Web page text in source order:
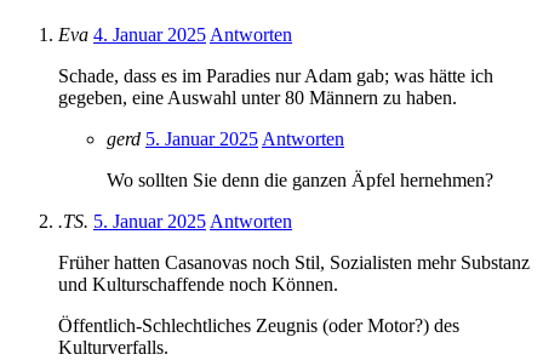
Eva 4. Januar 2025 Antworten
Schade, dass es im Paradies nur Adam gab; was hätte ich
gegeben, eine Auswahl unter 80 Männern zu haben.
gerd 5. Januar 2025 Antworten
Wo sollten Sie denn die ganzen Äpfel hernehmen?
.TS. 5. Januar 2025 Antworten
Früher hatten Casanovas noch Stil, Sozialisten mehr Substanz
und Kulturschaffende noch Können.
Öffentlich-Schlechtliches Zeugnis (oder Motor?) des
Kulturverfalls.